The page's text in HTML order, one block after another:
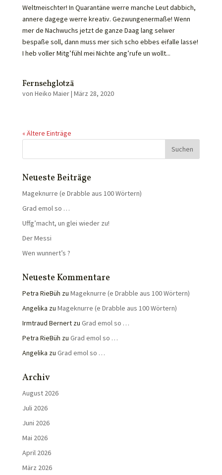
Weltmeischter! In Quarantäne werre manche Leut dabbich,
annere dagege werre kreativ. Gezwungenermaße! Wenn
mer de Nachwuchs jetzt de ganze Daag lang selwer
bespaße soll, dann muss mer sich scho ebbes eifalle lasse!
I heb voller Mitg’fühl mei Nichte ang’rufe un wollt...
Fernsehglotzä
von Heiko Maier| März 28, 2020
« Ältere Einträge
Neueste Beiträge
Mageknurre (e Drabble aus 100 Wörtern)
Grad emol so …
Uffg’macht, un glei wieder zu!
Der Messi
Wen wunnert’s ?
Neueste Kommentare
Petra RieBüh zu Mageknurre (e Drabble aus 100 Wörtern)
Angelika zu Mageknurre (e Drabble aus 100 Wörtern)
Irmtraud Bernertzu Grad emol so …
Petra RieBüh zu Grad emol so …
Angelika zu Grad emol so …
Archiv
August 2026
Juli 2026
Juni 2026
Mai 2026
April 2026
März 2026